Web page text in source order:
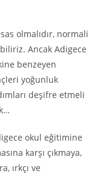
olmalıdır, normali
Ancak Adigece
benzeyen
yoğunluk
deşifre etmeli
okul eğitimine
karşı çıkmaya,
ırkçı ve